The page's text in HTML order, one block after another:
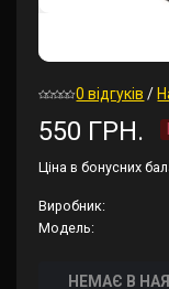
0 відгуків /
550 ГРН.
Ціна в бонусних
Виробник:
Модель:
НЕМАЄ В